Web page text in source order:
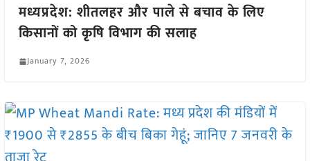
मध्यप्रदेश: शीतलहर और पाले से बचाव के लिए
किसानों को कृषि विभाग की सलाह
January 7, 2026